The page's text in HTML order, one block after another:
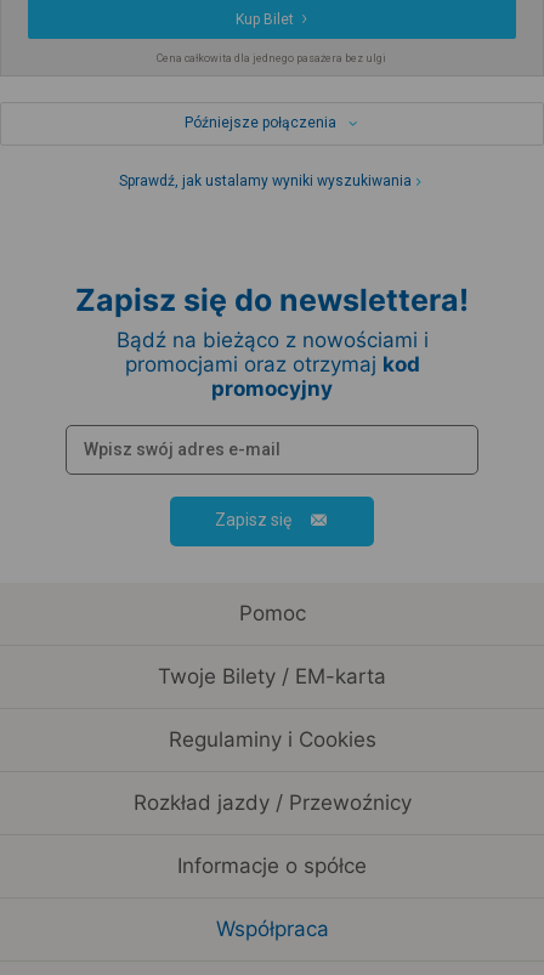
Kup Bilet
Cena całkowita dla jednego pasażera bez ulgi
Późniejsze połączenia
Sprawdź, jak ustalamy wyniki wyszukiwania
Zapisz się do newslettera!
Bądź na bieżąco z nowościami i
promocjami oraz otrzymaj kod
promocyjny
Zapisz się
Pomoc
Twoje Bilety / EM-karta
Regulaminy i Cookies
Rozkład jazdy / Przewoźnicy
Informacje o spółce
Współpraca